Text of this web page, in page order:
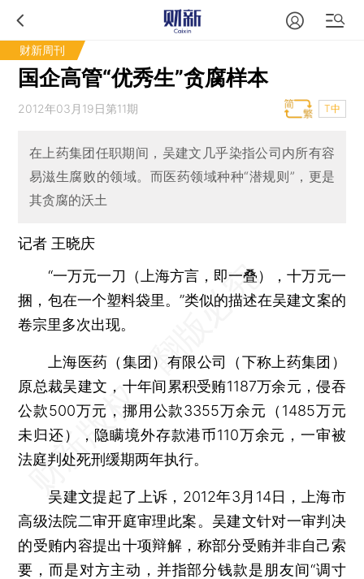
财新周刊
国企高管“优秀生”贪腐样本
2012年03月19日第11期 T中
在上药集团任职期间，吴建文几乎染指公司内所有容
易滋生腐败的领域。而医药领域种种“潜规则”，更是
其贪腐的沃土
记者 王晓庆
“一万元一刀（上海方言，即一叠），十万元一
捆，包在一个塑料袋里。”类似的描述在吴建文案的
卷宗里多次出现。
上海医药（集团）有限公司（下称上药集团）
原总裁吴建文，十年间累积受贿1187万余元，侵吞
公款500万元，挪用公款3355万余元（1485万元
未归还），隐瞒境外存款港币110万余元，一审被
法庭判处死刑缓期两年执行。
吴建文提起了上诉，2012年3月14日，上海市
高级法院二审开庭审理此案。吴建文针对一审判决
的受贿内容提出十项辩解，称部分受贿并非自己索
要，而是对方主动，并指部分钱款是朋友间“调寸